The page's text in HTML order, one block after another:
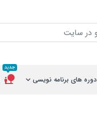
دوره های برنامه نویسی
جدید